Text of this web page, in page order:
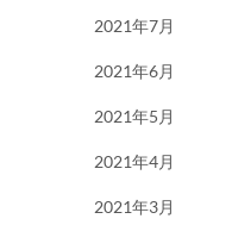
2021年7月
2021年6月
2021年5月
2021年4月
2021年3月